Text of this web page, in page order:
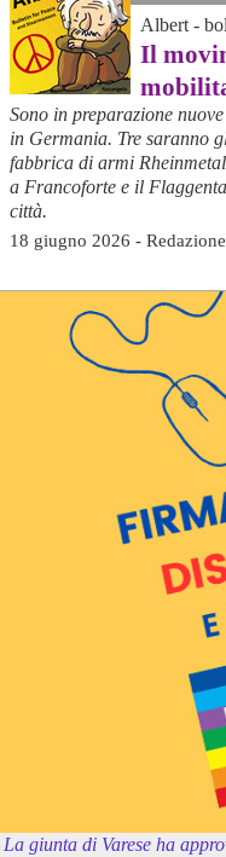
Albert -
Il
Sono in preparazione
in Germania. Tre saranno
fabbrica di armi
a Francoforte e il
città.
18 giugno 2026 -
La giunta di Varese ha